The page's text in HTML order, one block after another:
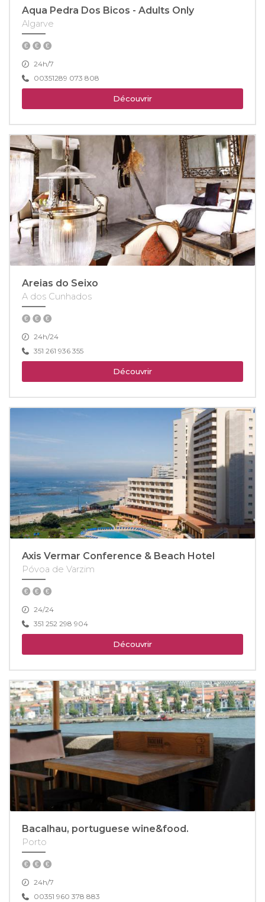
Aqua Pedra Dos Bicos - Adults Only
Algarve
24h/7
00351289 073 808
Découvrir
Areias do Seixo
A dos Cunhados
24h/24
351 261 936 355
Découvrir
Axis Vermar Conference & Beach Hotel
Póvoa de Varzim
24/24
351 252 298 904
Découvrir
Bacalhau, portuguese wine&food.
Porto
24h/7
00351 960 378 883